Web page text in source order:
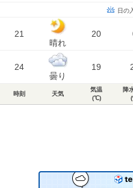
日の
21
晴れ
20
24
曇り
19
時刻 天気
気温
(℃)
降